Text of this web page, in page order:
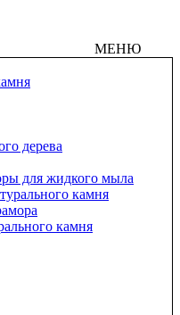
МЕНЮ
дерева
для жидкого мыла
камня
камня